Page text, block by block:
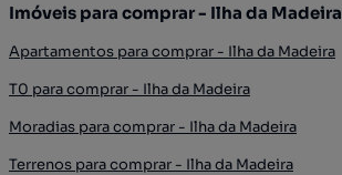
Imóveis para comprar - Ilha da Madeira
Apartamentos para comprar - Ilha da Madeira
T0 para comprar - Ilha da Madeira
Moradias para comprar - Ilha da Madeira
Terrenos para comprar - Ilha da Madeira